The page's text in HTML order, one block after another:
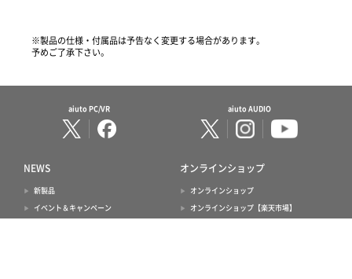
※製品の仕様・付属品は予告なく変更する場合があります。
予めご了承下さい。
aiuto PC/VR aiuto AUDIO
NEWS
新製品
イベント＆キャンペーン
オンラインショップ
オンラインショップ
オンラインショップ【楽天市場】